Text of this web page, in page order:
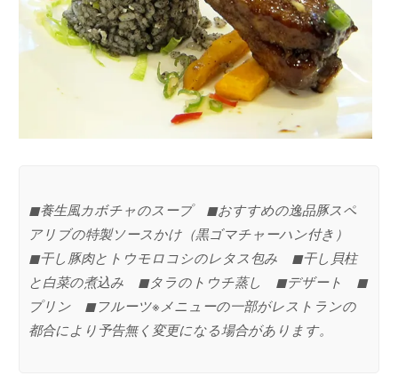
◼︎養生風カボチャのスープ ◼︎おすすめの逸品豚スペ
アリブの特製ソースかけ（黒ゴマチャーハン付き）
◼︎干し豚肉とトウモロコシのレタス包み ◼︎干し貝柱
と白菜の煮込み ◼︎タラのトウチ蒸し ◼︎デザート ◼︎
プリン ◼︎フルーツ※メニューの一部がレストランの
都合により予告無く変更になる場合があります。